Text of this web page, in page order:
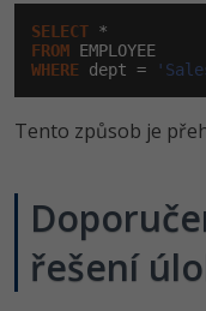
SELECT
FROM
WHERE dept =
Tento způsob je
řešení